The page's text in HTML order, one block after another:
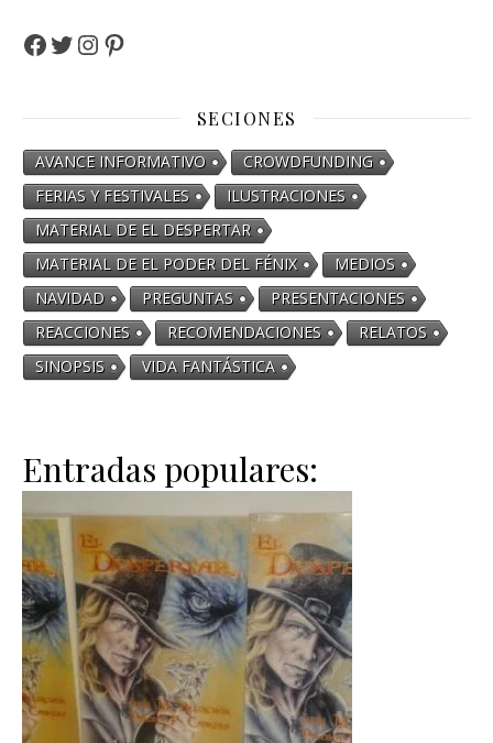
SECIONES
AVANCE INFORMATIVO
CROWDFUNDING
FERIAS Y FESTIVALES
ILUSTRACIONES
MATERIAL DE EL DESPERTAR
MATERIAL DE EL PODER DEL FÉNIX
MEDIOS
NAVIDAD
PREGUNTAS
PRESENTACIONES
REACCIONES
RECOMENDACIONES
RELATOS
SINOPSIS
VIDA FANTÁSTICA
Entradas populares: